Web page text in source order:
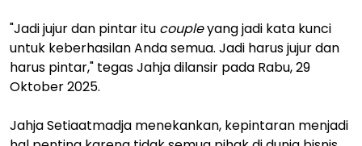
"Jadi jujur dan pintar itu coupleyang jadi kata kunci
untuk keberhasilan Anda semua. Jadi harus jujur dan
harus pintar," tegas Jahja dilansir pada Rabu, 29
Oktober 2025.
Jahja Setiaatmadja menekankan, kepintaran menjadi